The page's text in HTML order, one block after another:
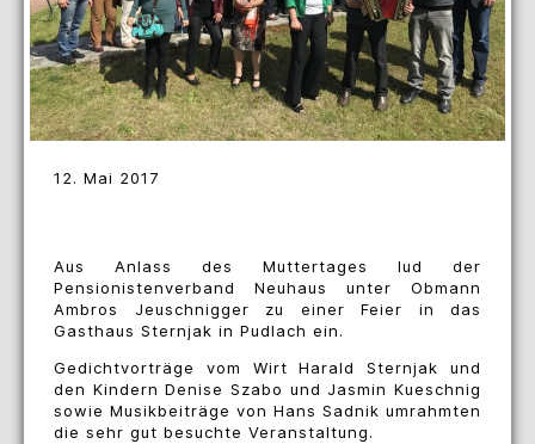
12. Mai 2017
Aus Anlass des Muttertages lud der
Pensionistenverband Neuhaus unter Obmann
Ambros Jeuschnigger zu einer Feier in das
Gasthaus Sternjak in Pudlach ein.
Gedichtvorträge vom Wirt Harald Sternjak und
den Kindern Denise Szabo und Jasmin Kueschnig
sowie Musikbeiträge von Hans Sadnik umrahmten
die sehr gut besuchte Veranstaltung.